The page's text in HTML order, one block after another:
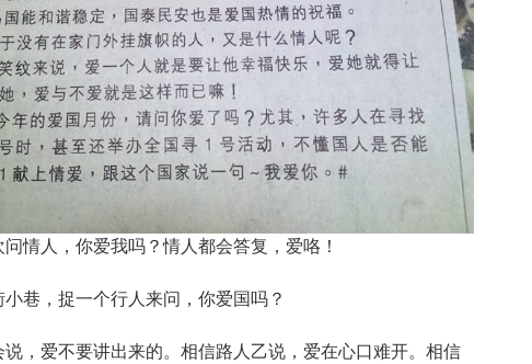
情人，你爱我吗？情人都会答复，爱咯！
巷，捉一个行人来问，你爱国吗？
，爱不要讲出来的。相信路人乙说，爱在心口难开。相信